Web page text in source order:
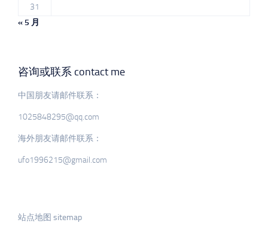
31
« 5 月
咨询或联系 contact me
中国朋友请邮件联系：
1025848295@qq.com
海外朋友请邮件联系：
ufo1996215@gmail.com
站点地图 sitemap